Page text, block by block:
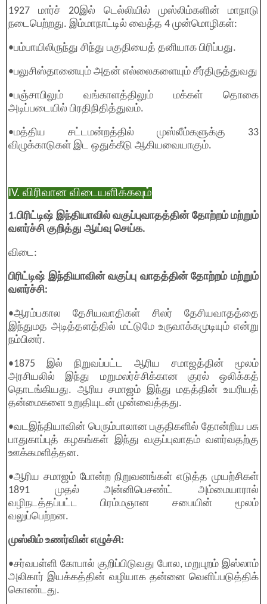
1927 மார்ச் 20இல் டெல்லியில் முஸ்லிம்களின் மாநாடு
நடைபெற்றது. இம்மாநாட்டில் வைத்த 4 முன்மொழிகள்:
•பம்பாயிலிருந்து சிந்து பகுதியைத் தனியாக பிரிப்பது.
•பலுசிஸ்தானையும் அதன் எல்லைகளையும் சீர்திருத்துவது
•பஞ்சாபிலும் வங்காளத்திலும் மக்கள் தொகை
அடிப்படையில் பிரதிநிதித்துவம்.
•மத்திய சட்டமன்றத்தில் முஸ்லீம்களுக்கு 33
விழுக்காடுகள் இட ஒதுக்கீடு ஆகியவையாகும்.
IV. விரிவான விடையளிக்கவும்
1.பிரிட்டிஷ் இந்தியாவில் வகுப்புவாதத்தின் தோற்றம் மற்றும்
வளர்ச்சி குறித்து ஆய்வு செய்க.
விடை:
பிரிட்டிஷ் இந்தியாவின் வகுப்பு வாதத்தின் தோற்றம் மற்றும்
வளர்ச்சி:
•ஆரம்பகால தேசியவாதிகள் சிலர் தேசியவாதத்தை
இந்துமத அடித்தளத்தில் மட்டுமே உருவாக்கமுடியும் என்று
நம்பினர்.
•1875 இல் நிறுவப்பட்ட ஆரிய சமாஜத்தின் மூலம்
அரசியலில் இந்து மறுமலர்ச்சிக்கான குரல் ஒலிக்கத்
தொடங்கியது. ஆரிய சமாஜம் இந்து மதத்தின் உயரியத்
தன்மைகளை உறுதியுடன் முன்வைத்தது.
•வடஇந்தியாவின் பெரும்பாலான பகுதிகளில் தோன்றிய பசு
பாதுகாப்புத் கழகங்கள் இந்து வகுப்புவாதம் வளர்வதற்கு
ஊக்கமளித்தன.
•ஆரிய சமாஜம் போன்ற நிறுவனங்கள் எடுத்த முயற்சிகள்
1891 முதல் அன்னிபெசண்ட் அம்மையாரால்
வழிநடத்தப்பட்ட பிரம்மஞான சபையின் மூலம்
வலுப்பெற்றன.
முஸ்லிம் உணர்வின் எழுச்சி:
•சர்வபள்ளி கோபால் குறிப்பிடுவது போல, மறுபுறம் இஸ்லாம்
அலிகார் இயக்கத்தின் வழியாக தன்னை வெளிப்படுத்திக்
கொண்டது.